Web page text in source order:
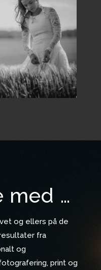
med …
og ellers på de
fra
og
print og